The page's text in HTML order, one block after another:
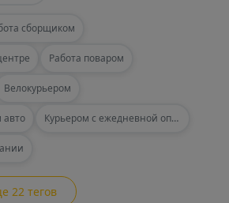
сборщиком
Работа поваром
Велокурьером
авто Курьером с ежедневной оплатой
22 тегов